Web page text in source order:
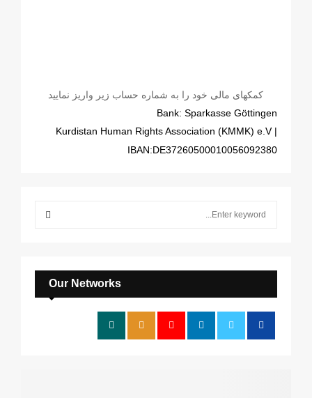
کمکهای مالی خود را به شماره حساب زیر واریز نمایید
Bank: Sparkasse Göttingen
| Kurdistan Human Rights Association (KMMK) e.V
IBAN:DE37260500010056092380
f
o
:
E
A
Our Networks